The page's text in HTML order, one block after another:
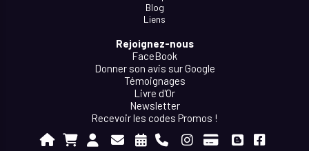
Blog
Liens
Rejoignez-nous
FaceBook
Donner son avis sur Google
Témoignages
Livre d'Or
Newsletter
Recevoir les codes Promos !
         